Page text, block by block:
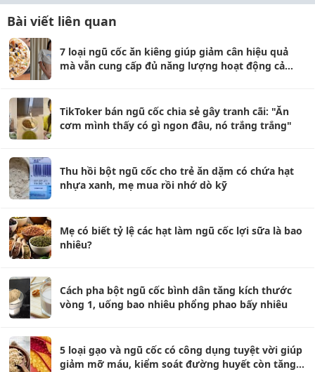
Bài viết liên quan
7 loại ngũ cốc ăn kiêng giúp giảm cân hiệu quả
mà vẫn cung cấp đủ năng lượng hoạt động cả
TikToker bán ngũ cốc chia sẻ gây tranh cãi: "Ăn
cơm mình thấy có gì ngon đâu, nó trắng trắng"
Thu hồi bột ngũ cốc cho trẻ ăn dặm có chứa hạt
nhựa xanh, mẹ mua rồi nhớ dò kỹ
Mẹ có biết tỷ lệ các hạt làm ngũ cốc lợi sữa là bao
nhiêu?
Cách pha bột ngũ cốc bình dân tăng kích thước
vòng 1, uống bao nhiêu phổng phao bấy nhiêu
5 loại gạo và ngũ cốc có công dụng tuyệt vời giúp
giảm mỡ máu, kiểm soát đường huyết còn tăng